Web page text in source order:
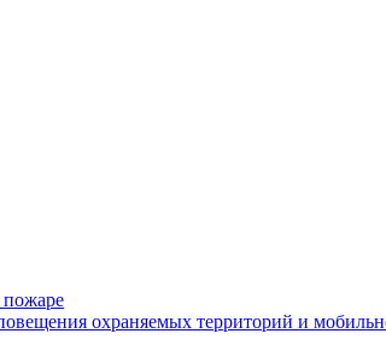
охраняемых территорий и